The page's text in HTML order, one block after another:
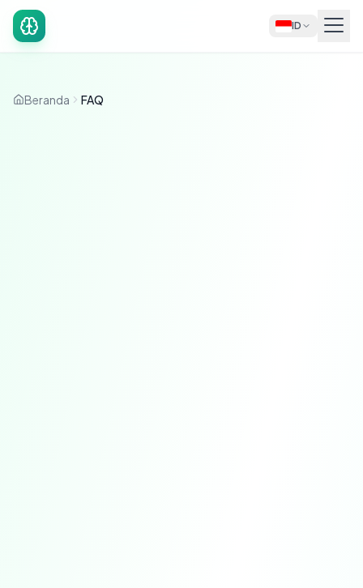
ID
Beranda FAQ